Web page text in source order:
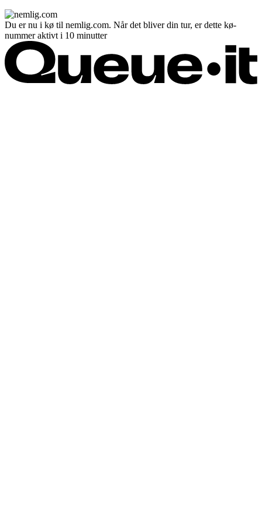
Du er nu i kø til nemlig.com. Når det bliver din tur, er dette kø-
nummer aktivt i 10 minutter